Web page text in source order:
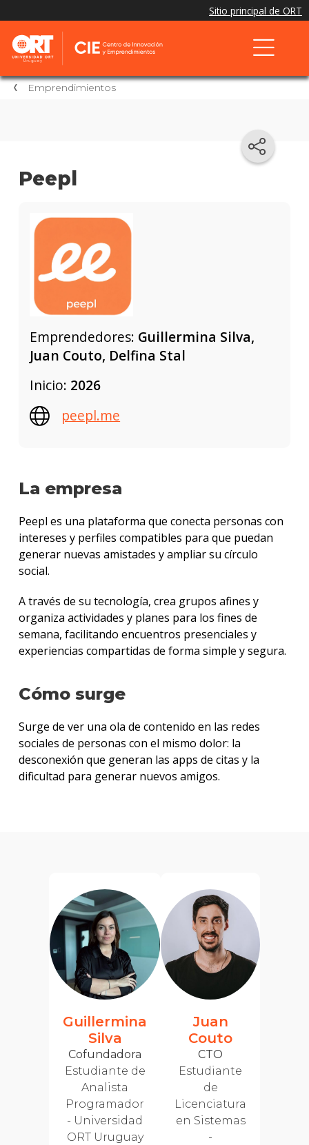
Emprendimientos
Peepl
Emprendedores: Guillermina Silva,
Juan Couto, Delfina Stal
Inicio: 2026
peepl.me
La empresa
Peepl es una plataforma que conecta personas con
intereses y perfiles compatibles para que puedan
generar nuevas amistades y ampliar su círculo
social.
A través de su tecnología, crea grupos afines y
organiza actividades y planes para los fines de
semana, facilitando encuentros presenciales y
experiencias compartidas de forma simple y segura.
Cómo surge
Surge de ver una ola de contenido en las redes
sociales de personas con el mismo dolor: la
desconexión que generan las apps de citas y la
dificultad para generar nuevos amigos.
Cofundadora
Guillermina
Silva
Estudiante de
Analista
Programador
- Universidad
ORT Uruguay
CTO
Juan
Couto
Estudiante
de
Licenciatura
en Sistemas
-